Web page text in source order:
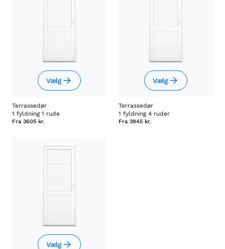
Vælg
Terrassedør
1 fyldning 1 rude
Fra 3605 kr.
Vælg
Terrassedør
1 fyldning 4 ruder
Fra 3945 kr.
Vælg